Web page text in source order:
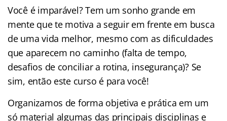
Você é imparável? Tem um sonho grande em
mente que te motiva a seguir em frente em busca
de uma vida melhor, mesmo com as dificuldades
que aparecem no caminho (falta de tempo,
desafios de conciliar a rotina, insegurança)? Se
sim, então este curso é para você!
Organizamos de forma objetiva e prática em um
só material algumas das principais disciplinas e